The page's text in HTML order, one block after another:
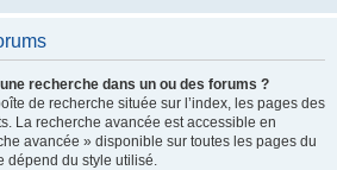
recherche dans un ou des forums ?
de recherche située sur l’index, les pages des
La recherche avancée est accessible en
avancée » disponible sur toutes les pages du
dépend du style utilisé.